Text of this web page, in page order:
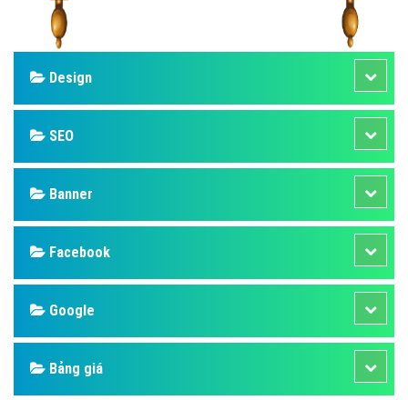
Design
SEO
Banner
Facebook
Google
Bảng giá